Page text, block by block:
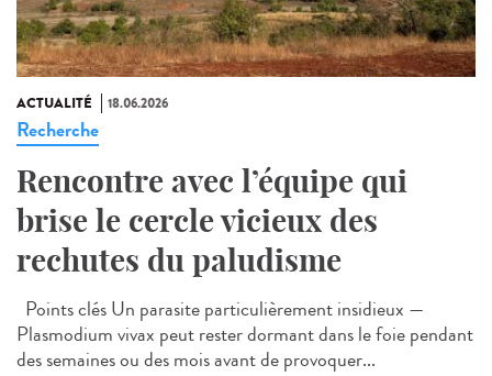
ACTUALITÉ 18.06.2026
Recherche
Rencontre avec l’équipe qui
brise le cercle vicieux des
rechutes du paludisme
Points clés Un parasite particulièrement insidieux —
Plasmodium vivax peut rester dormant dans le foie pendant
des semaines ou des mois avant de provoquer...